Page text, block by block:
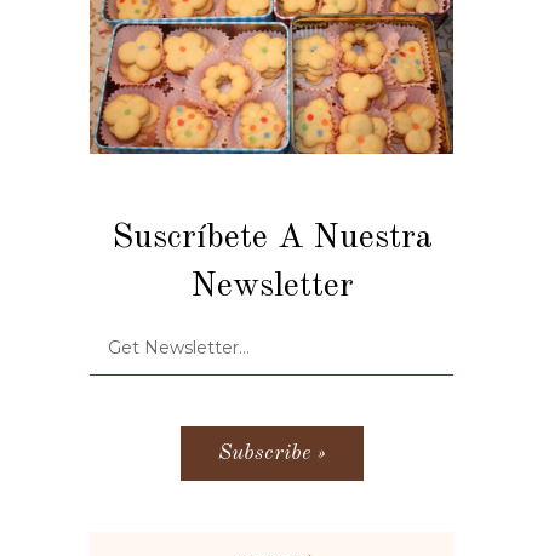
Suscríbete A Nuestra
Newsletter